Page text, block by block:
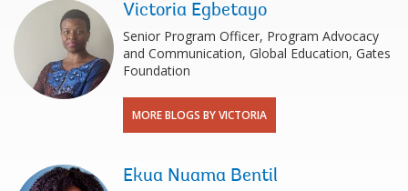
Victoria Egbetayo
Senior Program Officer, Program Advocacy
and Communication, Global Education, Gates
Foundation
MORE BLOGS BY VICTORIA
Ekua Nuama Bentil